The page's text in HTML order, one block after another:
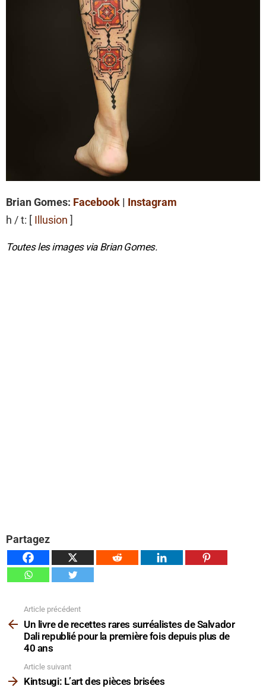
Brian Gomes: Facebook | Instagram
h / t: [ Illusion ]
Toutes les images via Brian Gomes.
Partagez
plus
Article précédent
Un livre de recettes rares surréalistes de Salvador
Dali republié pour la première fois depuis plus de
40 ans
Article suivant
Kintsugi: L’art des pièces brisées